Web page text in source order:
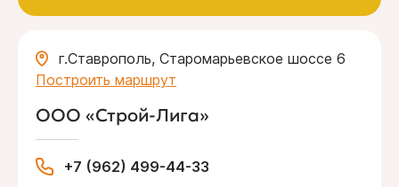
г.Ставрополь, Старомарьевское шоссе 6
Построить маршрут
ООО «Строй-Лига»
+7 (962) 499-44-33